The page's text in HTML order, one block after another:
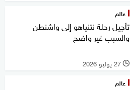
عالم
تأجيل رحلة نتنياهو إلى واشنطن
والسبب غير واضح
l 27 يوليو 2026
عالم